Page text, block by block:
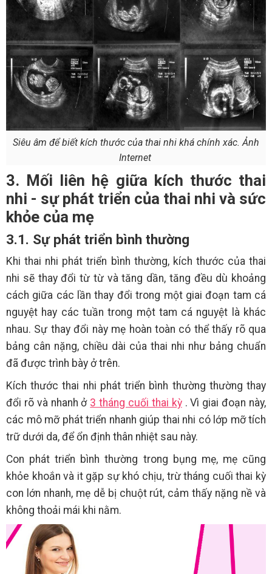
Siêu âm để biết kích thước của thai nhi khá chính xác. Ảnh
Internet
3. Mối liên hệ giữa kích thước thai
nhi - sự phát triển của thai nhi và sức
khỏe của mẹ
3.1. Sự phát triển bình thường
Khi thai nhi phát triển bình thường, kích thước của thai
nhi sẽ thay đổi từ từ và tăng dần, tăng đều dù khoảng
cách giữa các lần thay đổi trong một giai đoạn tam cá
nguyệt hay các tuần trong một tam cá nguyệt là khác
nhau. Sự thay đổi này mẹ hoàn toàn có thể thấy rõ qua
bảng cân nặng, chiều dài của thai nhi như bảng chuẩn
đã được trình bày ở trên.
Kích thước thai nhi phát triển bình thường thường thay
đổi rõ và nhanh ở 3 tháng cuối thai kỳ. Vì giai đoạn này,
các mô mỡ phát triển nhanh giúp thai nhi có lớp mỡ tích
trữ dưới da, để ổn định thân nhiệt sau này.
Con phát triển bình thường trong bụng mẹ, mẹ cũng
khỏe khoắn và it gặp sự khó chịu, trừ tháng cuối thai kỳ
con lớn nhanh, mẹ dễ bị chuột rút, cảm thấy nặng nề và
không thoải mái khi nằm.